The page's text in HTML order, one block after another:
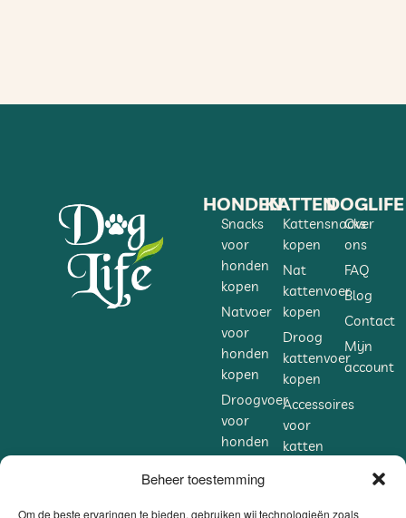
Beheer toestemming
Om de beste ervaringen te bieden, gebruiken wij technologieën zoals
HONDEN
Snacks
voor
honden
kopen
Natvoer
voor
honden
kopen
Droogvoer
voor
honden
Accessoires
voor
KATTEN
Kattensnacks
kopen
Nat
kattenvoer
kopen
Droog
kattenvoer
kopen
Accessoires
voor
katten
voor
DOGLIFE
Over
ons
FAQ
Blog
Contact
Mijn
account